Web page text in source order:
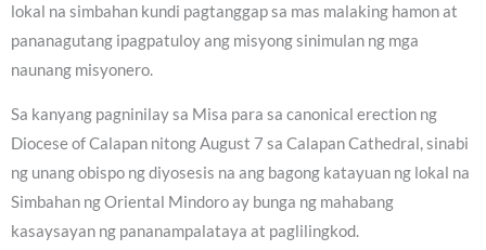
lokal na simbahan kundi pagtanggap sa mas malaking hamon at
pananagutang ipagpatuloy ang misyong sinimulan ng mga
naunang misyonero.
Sa kanyang pagninilay sa Misa para sa canonical erection ng
Diocese of Calapan nitong August 7 sa Calapan Cathedral, sinabi
ng unang obispo ng diyosesis na ang bagong katayuan ng lokal na
Simbahan ng Oriental Mindoro ay bunga ng mahabang
kasaysayan ng pananampalataya at paglilingkod.